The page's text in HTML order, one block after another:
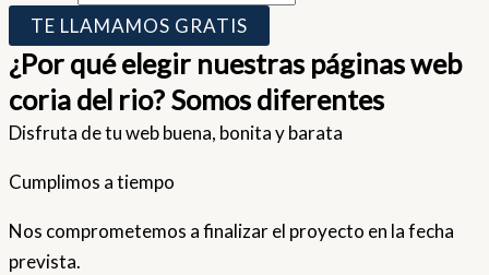
TE LLAMAMOS GRATIS
¿Por qué elegir nuestras páginas web
coria del rio? Somos diferentes
Disfruta de tu web buena, bonita y barata
Cumplimos a tiempo
Nos comprometemos a finalizar el proyecto en la fecha
prevista.